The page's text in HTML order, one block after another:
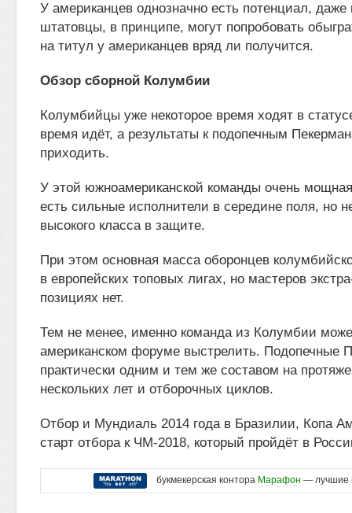
У американцев однозначно есть потенциал,
штатовцы, в принципе, могут попробовать
на титул у американцев вряд ли получится.
Обзор сборной Колумбии
Колумбийцы уже некоторое время ходят в
время идёт, а результаты к подопечным
приходить.
У этой южноамериканской команды очень
есть сильные исполнители в середине поля, но
высокого класса в защите.
При этом основная масса оборонцев
в европейских топовых лигах, но мастеров
позициях нет.
Тем не менее, именно команда из Колумбии
американском форуме выстрелить. Подопечные
практически одним и тем же составом на
нескольких лет и отборочных циклов.
Отбор и Мундиаль 2014 года в Бразилии, Копа
старт отбора к ЧМ-2018, который пройдёт в
букмекерская контора Марафон — лучшие